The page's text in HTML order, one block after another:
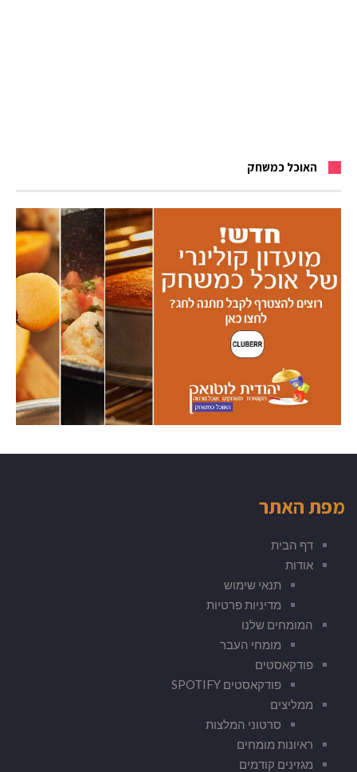
האוכל כמשחק
מפת האתר
דף הבית
אודות
תנאי שימוש
מדיניות פרטיות
המומחים שלנו
מומחי העבר
פודקאסטים
פודקאסטים SPOTIFY
ממליצים
סרטוני המלצות
ראיונות מומחים
מגזינים קודמים